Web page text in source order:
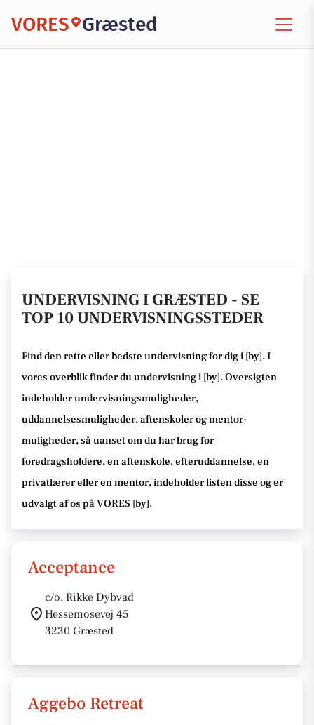
VORES Græsted
UNDERVISNING I GRÆSTED - SE
TOP 10 UNDERVISNINGSSTEDER
Find den rette eller bedste undervisningfor dig i [by]. I
vores overblik finder du undervisning i [by].Oversigten
indeholder undervisningsmuligheder,
uddannelsesmuligheder, aftenskoler og mentor-
muligheder, så uanset om du har brug for
foredragsholdere, en aftenskole, efteruddannelse, en
privatlærer eller en mentor, indeholder listen disse og er
udvalgt af os på VORES [by].
Acceptance
c/o. Rikke Dybvad
Hessemosevej 45
3230 Græsted
Aggebo Retreat